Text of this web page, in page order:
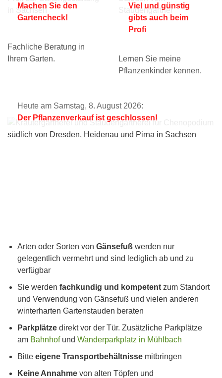
Machen Sie den
Gartencheck!
Fachliche Beratung in
Ihrem Garten.
Viel und günstig
gibts auch beim
Profi
Lernen Sie meine
Pflanzenkinder kennen.
Heute am Samstag, 8. August 2026:
Der Pflanzenverkauf ist geschlossen!
Arten oder Sorten von Gänsefuß werden nur
gelegentlich vermehrt und sind lediglich ab und zu
verfügbar
Sie werden fachkundig und kompetent zum Standort
und Verwendung von Gänsefuß und vielen anderen
winterharten Gartenstauden beraten
Parkplätze direkt vor der Tür. Zusätzliche Parkplätze
am Bahnhofund Wanderparkplatz in Mühlbach
Bitte eigene Transportbehältnisse mitbringen
Keine Annahme von alten Töpfen und